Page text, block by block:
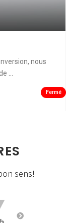
nous
...
Fermé
sens!